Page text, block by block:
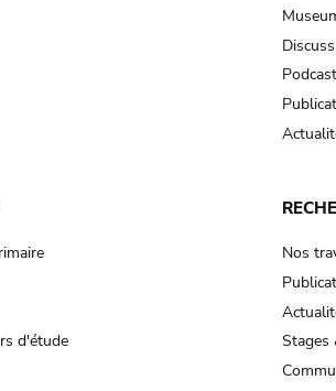
d'étude
Nos
Stages